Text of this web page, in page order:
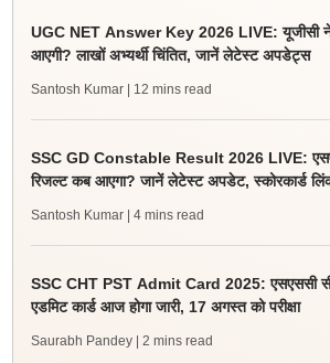
UGC NET Answer Key 2026 LIVE: यूजीसी
आएगी? लाखों अभ्यर्थी चिंतित, जानें लेटेस्ट अपडेट्स
Santosh Kumar | 12 mins read
SSC GD Constable Result 2026 LIVE:
रिजल्ट कब आएगा? जानें लेटेस्ट अपडेट, स्कोरकार्ड
Santosh Kumar | 4 mins read
SSC CHT PST Admit Card 2025: एसएससी
एडमिट कार्ड आज होगा जारी, 17 अगस्त को परीक्षा
Saurabh Pandey | 2 mins read